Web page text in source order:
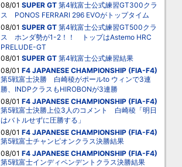
08/01 SUPER GT 第4戦富士公式練習GT300クラ
ス PONOS FERRARI 296 EVOがトップタイム
08/01 SUPER GT 第4戦富士公式練習GT500クラ
ス ホンダ勢が1-2！！ トップはAstemo HRC
PRELUDE-GT
08/01 SUPER GT 第4戦富士公式練習結果
08/01 F4 JAPANESE CHAMPIONSHIP (FIA-F4)
第5戦富士決勝 白崎稜がポールto ウィンで3連
勝、INDPクラスもHIROBONが3連勝
08/01 F4 JAPANESE CHAMPIONSHIP (FIA-F4)
第5戦富士決勝上位3人のコメント 白崎稜「明日
はバトルせずに圧勝する」
08/01 F4 JAPANESE CHAMPIONSHIP (FIA-F4)
第5戦富士チャンピオンクラス決勝結果
08/01 F4 JAPANESE CHAMPIONSHIP (FIA-F4)
第5戦富士インディペンデントクラス決勝結果